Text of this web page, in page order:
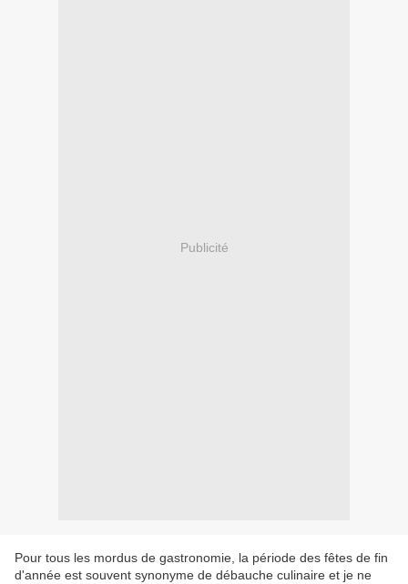
Publicité
Pour tous les mordus de gastronomie, la période des fêtes de fin
d'année est souvent synonyme de débauche culinaire et je ne